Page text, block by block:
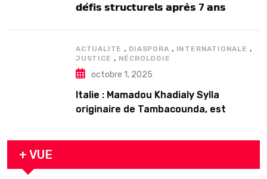
𝗱𝗲́𝗳𝗶𝘀 𝘀𝘁𝗿𝘂𝗰𝘁𝘂𝗿𝗲𝗹𝘀 𝗮𝗽𝗿𝗲̀𝘀 7 𝗮𝗻𝘀
ACTUALITE , DIASPORA , INTERNATIONALE ,
JUSTICE , NÉCROLOGIE
octobre 1, 2025
Italie : Mamadou Khadialy Sylla
originaire de Tambacounda, est
arrestation
+ VUE